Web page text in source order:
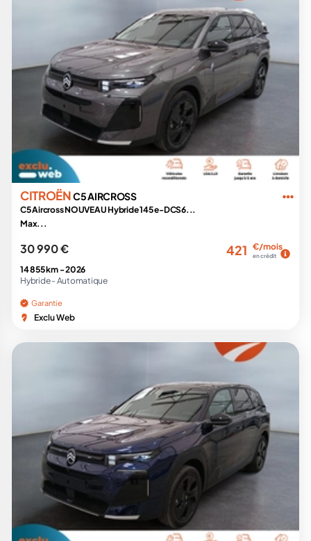
CITROËNC5 AIRCROSS
C5 Aircross NOUVEAU Hybride 145 e-DCS6...
Max...
30 990 € 421 €/mois
en crédit
14 855 km -2026
Hybride - Automatique
Garantie
Exclu Web